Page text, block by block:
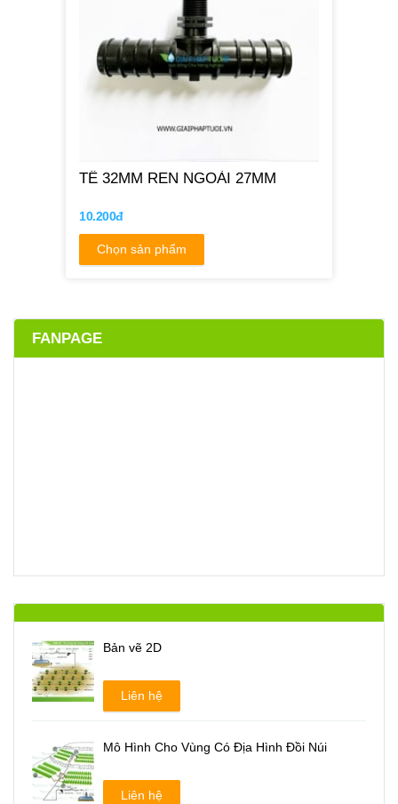
TÊ 32MM REN NGOÀI 27MM
10.200đ
Chọn sản phẩm
FANPAGE
Bản vẽ 2D
Liên hệ
Mô Hình Cho Vùng Có Địa Hình Đồi Núi
Liên hệ